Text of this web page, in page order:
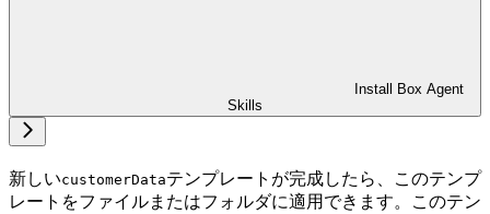
Install Box Agent
Skills
新しいcustomerDataテンプレートが完成したら、このテンプ
レートをファイルまたはフォルダに適用できます。このテン